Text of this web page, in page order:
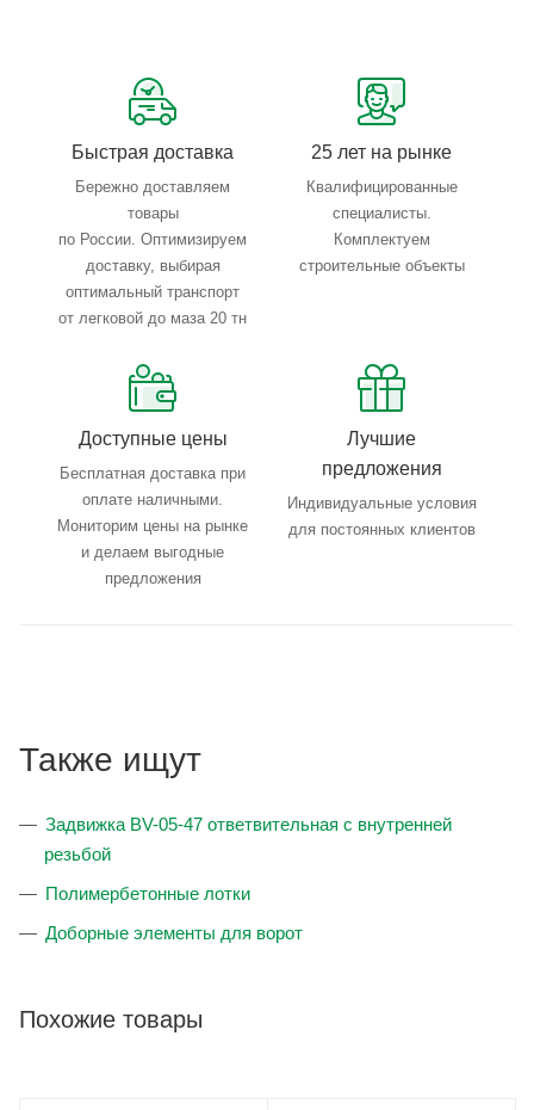
Тройной весовой контроль: въезд, погрузка, выезд
Быстрая доставка
Бережно доставляем
товары
по России. Оптимизируем
доставку, выбирая
оптимальный транспорт
от легковой до маза 20 тн
25 лет на рынке
Квалифицированные
специалисты.
Комплектуем
строительные объекты
Доступные цены
Бесплатная доставка при
оплате наличными.
Мониторим цены на рынке
и делаем выгодные
предложения
Лучшие
предложения
Индивидуальные условия
для постоянных клиентов
Также ищут
Задвижка BV-05-47 ответвительная с внутренней
резьбой
Полимербетонные лотки
Доборные элементы для ворот
Похожие товары